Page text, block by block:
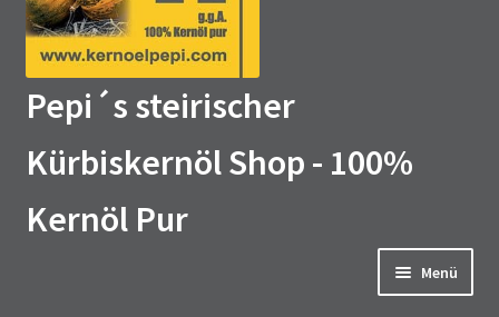
Pepi´s steirischer
Kürbiskernöl Shop - 100%
Kernöl Pur
Menü